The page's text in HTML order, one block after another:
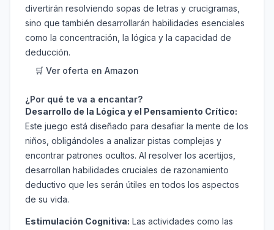
divertirán resolviendo sopas de letras y crucigramas,
sino que también desarrollarán habilidades esenciales
como la concentración, la lógica y la capacidad de
deducción.
🛒 Ver oferta en Amazon
¿Por qué te va a encantar?
Desarrollo de la Lógica y el Pensamiento Crítico:
Este juego está diseñado para desafiar la mente de los
niños, obligándoles a analizar pistas complejas y
encontrar patrones ocultos. Al resolver los acertijos,
desarrollan habilidades cruciales de razonamiento
deductivo que les serán útiles en todos los aspectos
de su vida.
Estimulación Cognitiva: Las actividades como las